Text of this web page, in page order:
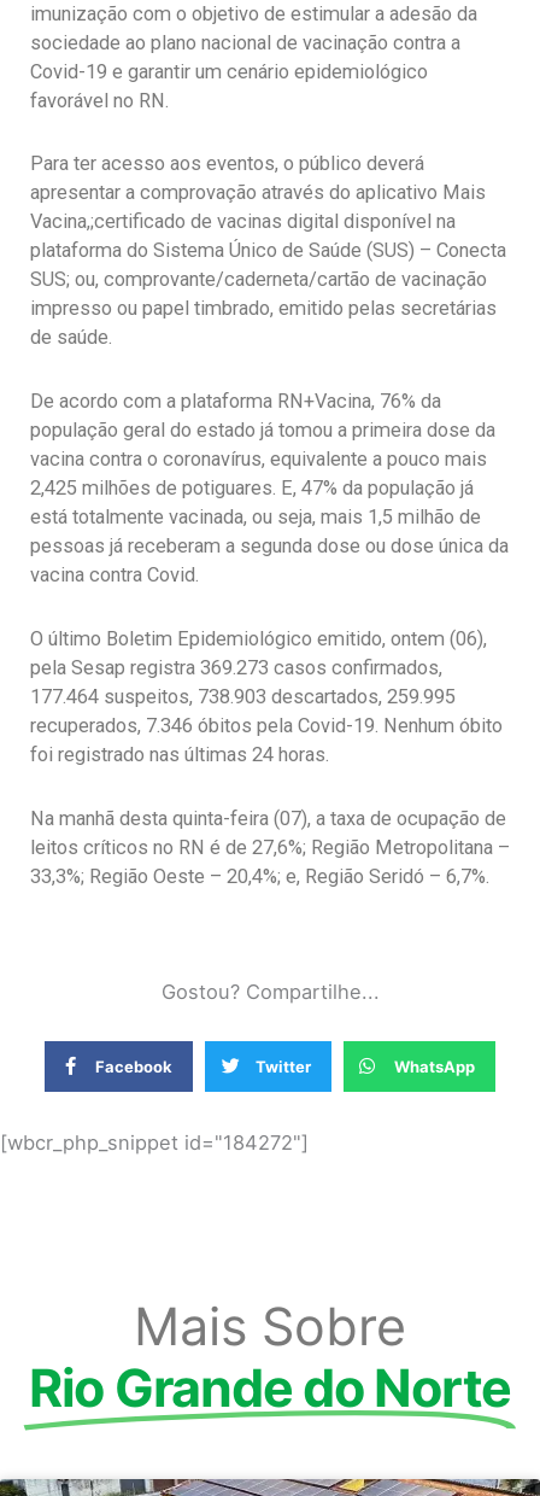
imunização com o objetivo de estimular a adesão da
sociedade ao plano nacional de vacinação contra a
Covid-19 e garantir um cenário epidemiológico
favorável no RN.
Para ter acesso aos eventos, o público deverá
apresentar a comprovação através do aplicativo Mais
Vacina,;certificado de vacinas digital disponível na
plataforma do Sistema Único de Saúde (SUS) – Conecta
SUS; ou, comprovante/caderneta/cartão de vacinação
impresso ou papel timbrado, emitido pelas secretárias
de saúde.
De acordo com a plataforma RN+Vacina, 76% da
população geral do estado já tomou a primeira dose da
vacina contra o coronavírus, equivalente a pouco mais
2,425 milhões de potiguares. E, 47% da população já
está totalmente vacinada, ou seja, mais 1,5 milhão de
pessoas já receberam a segunda dose ou dose única da
vacina contra Covid.
O último Boletim Epidemiológico emitido, ontem (06),
pela Sesap registra 369.273 casos confirmados,
177.464 suspeitos, 738.903 descartados, 259.995
recuperados, 7.346 óbitos pela Covid-19. Nenhum óbito
foi registrado nas últimas 24 horas.
Na manhã desta quinta-feira (07), a taxa de ocupação de
leitos críticos no RN é de 27,6%; Região Metropolitana –
33,3%; Região Oeste – 20,4%; e, Região Seridó – 6,7%.
Gostou? Compartilhe...
Facebook Twitter WhatsApp
[wbcr_php_snippet id="184272"]
Mais Sobre
Rio Grande do Norte